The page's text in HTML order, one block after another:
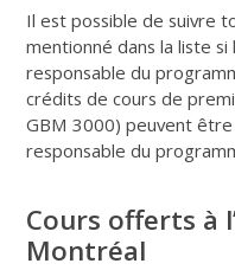
Il est possible de suivre
mentionné dans la liste
responsable du
crédits de cours de
GBM 3000) peuvent être
responsable du
Cours offerts à
Montréal